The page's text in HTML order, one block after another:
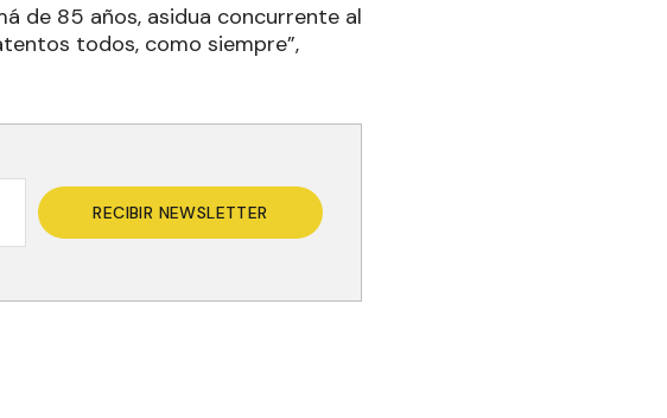
de 85 años, asidua concurrente al
todos, como siempre”,
RECIBIR NEWSLETTER